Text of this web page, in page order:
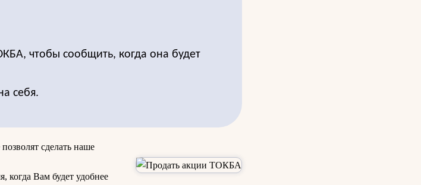
чтобы сообщить, когда она будет
себя.
сделать наше
когда Вам будет удобнее